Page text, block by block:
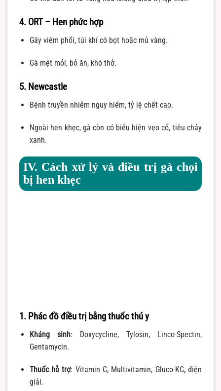
4. ORT – Hen phức hợp
Gây viêm phổi, túi khí có bọt hoặc mủ vàng.
Gà mệt mỏi, bỏ ăn, khó thở.
5. Newcastle
Bệnh truyền nhiễm nguy hiểm, tỷ lệ chết cao.
Ngoài hen khẹc, gà còn có biểu hiện vẹo cổ, tiêu chảy
xanh.
IV. Cách xử lý và điều trị gà chọi
bị hen khẹc
1. Phác đồ điều trị bằng thuốc thú y
Kháng sinh: Doxycycline, Tylosin, Linco-Spectin,
Gentamycin.
Thuốc hỗ trợ: Vitamin C, Multivitamin, Gluco-KC, điện
giải.